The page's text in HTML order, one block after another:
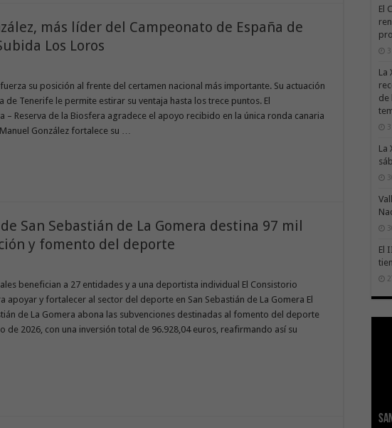
más líder del Campeonato de España de
Los Loros
su posición al frente del certamen nacional más importante. Su actuación
de Tenerife le permite estirar su ventaja hasta los trece puntos. El
– Reserva de la Biosfera agradece el apoyo recibido en la única ronda canaria
González fortalece su …
San Sebastián de La Gomera destina 97 mil
y fomento del deporte
benefician a 27 entidades y a una deportista individual El Consistorio
apoyar y fortalecer al sector del deporte en San Sebastián de La Gomera El
de La Gomera abona las subvenciones destinadas al fomento del deporte
de 2026, con una inversión total de 96.928,04 euros, reafirmando así su
El
La
de
La
El
El